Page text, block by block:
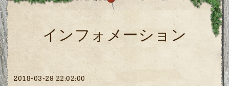
インフォメーション
2018-03-29 22:02:00